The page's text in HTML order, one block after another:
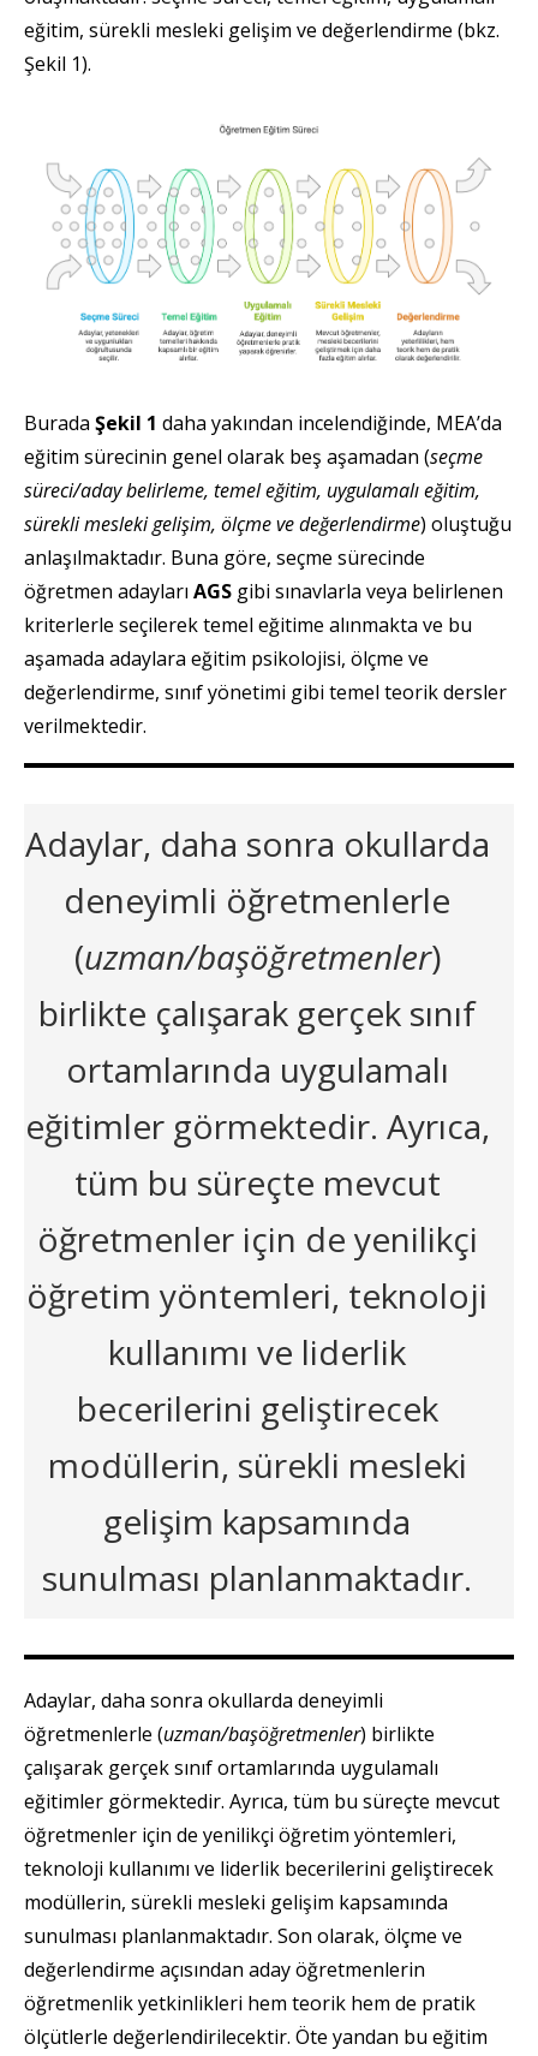
eğitim, sürekli mesleki gelişim ve değerlendirme (bkz.
Şekil 1).
Burada Şekil 1 daha yakından incelendiğinde, MEA’da
eğitim sürecinin genel olarak beş aşamadan (seçme
süreci/aday belirleme, temel eğitim, uygulamalı eğitim,
sürekli mesleki gelişim, ölçme ve değerlendirme) oluştuğu
anlaşılmaktadır. Buna göre, seçme sürecinde
öğretmen adayları AGS gibi sınavlarla veya belirlenen
kriterlerle seçilerek temel eğitime alınmakta ve bu
aşamada adaylara eğitim psikolojisi, ölçme ve
değerlendirme, sınıf yönetimi gibi temel teorik dersler
verilmektedir.
Adaylar, daha sonra okullarda
deneyimli öğretmenlerle
(uzman/başöğretmenler)
birlikte çalışarak gerçek sınıf
ortamlarında uygulamalı
eğitimler görmektedir. Ayrıca,
tüm bu süreçte mevcut
öğretmenler için de yenilikçi
öğretim yöntemleri, teknoloji
kullanımı ve liderlik
becerilerini geliştirecek
modüllerin, sürekli mesleki
gelişim kapsamında
sunulması planlanmaktadır.
Adaylar, daha sonra okullarda deneyimli
öğretmenlerle (uzman/başöğretmenler) birlikte
çalışarak gerçek sınıf ortamlarında uygulamalı
eğitimler görmektedir. Ayrıca, tüm bu süreçte mevcut
öğretmenler için de yenilikçi öğretim yöntemleri,
teknoloji kullanımı ve liderlik becerilerini geliştirecek
modüllerin, sürekli mesleki gelişim kapsamında
sunulması planlanmaktadır. Son olarak, ölçme ve
değerlendirme açısından aday öğretmenlerin
öğretmenlik yetkinlikleri hem teorik hem de pratik
ölçütlerle değerlendirilecektir. Öte yandan bu eğitim